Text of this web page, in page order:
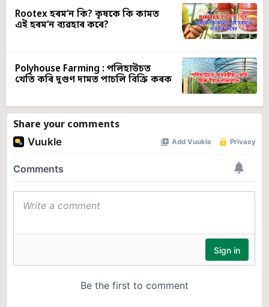
Rootex হৰম’ন কি? কৃষকে কি কামত
এই হৰম’ন ব্যৱহাৰ কৰে?
Polyhouse Farming : পলিহাউচত
খেতি কৰি দুগুণ দামত পাচলি বিক্ৰি কৰক
Share your comments